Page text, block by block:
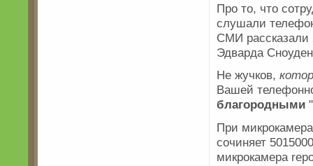
Про то, что
слушали
СМИ рассказали
Эдварда
Не жучков,
Вашей
благородными
При
сочиняет
микрокамера